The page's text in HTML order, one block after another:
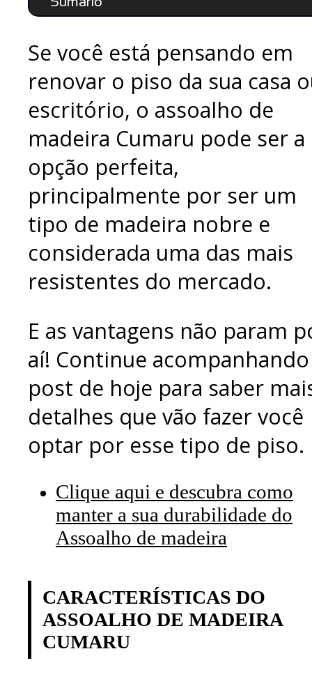
Se você está pensando em
renovar o piso da sua casa
escritório, o assoalho de
madeira Cumaru pode ser a
opção perfeita,
principalmente por ser um
tipo de madeira nobre e
considerada uma das mais
resistentes do mercado.
E as vantagens não param
aí! Continue
post de hoje para saber
detalhes que vão fazer você
optar por esse tipo de piso.
Clique aqui e descubra como
manter a sua durabilidade do
Assoalho de madeira
CARACTERÍSTICAS DO
ASSOALHO DE MADEIRA
CUMARU